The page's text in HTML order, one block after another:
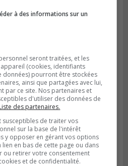
espaces de glace
à des informations sur un
seront traitées, et les
(cookies, identifiants
données) pourront être stockées
ainsi que partagées avec lui,
par ce site. Nos partenaires et
d'utiliser des données de
des partenaires.
susceptibles de traiter vos
sur la base de l'intérêt
y opposer en gérant vos options
lien en bas de cette page ou dans
ou retirer votre consentement
et de confidentialité.